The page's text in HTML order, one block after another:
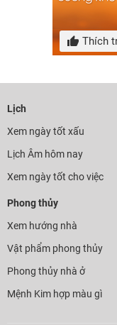
Thích
Lịch
Xem ngày tốt xấu
Lịch Âm hôm nay
Xem ngày tốt cho việc
Phong thủy
Xem hướng nhà
Vật phẩm phong thủy
Phong thủy nhà ở
Mệnh Kim hợp màu gì